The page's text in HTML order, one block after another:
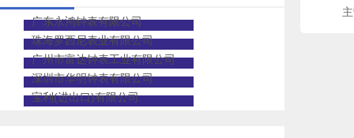
广东永鸿钟表有限公司
珠海罗西尼表业有限公司
广州市富达钟表工业有限公司
深圳市华明钟表有限公司
宝利(进出口)有限公司